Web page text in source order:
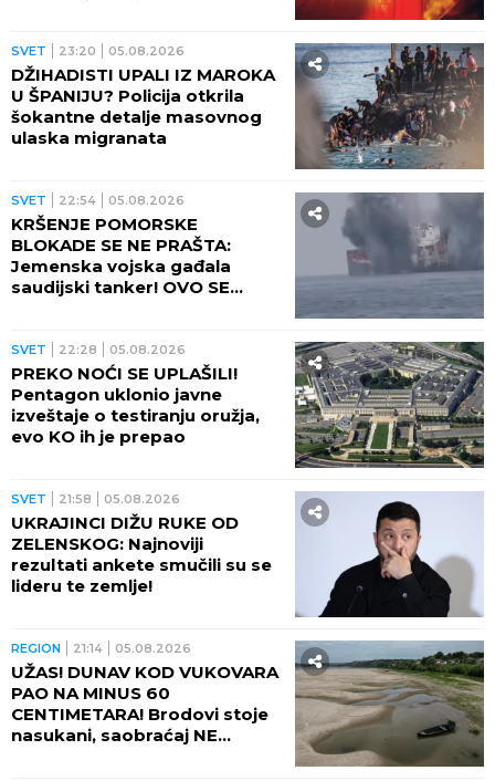
SVET 23:20 05.08.2026
DŽIHADISTI UPALI IZ MAROKA
U ŠPANIJU? Policija otkrila
šokantne detalje masovnog
ulaska migranata
SVET 22:54 05.08.2026
KRŠENJE POMORSKE
BLOKADE SE NE PRAŠTA:
Jemenska vojska gađala
saudijski tanker! OVO SE
SVET 22:28 05.08.2026
PREKO NOĆI SE UPLAŠILI!
Pentagon uklonio javne
izveštaje o testiranju oružja,
evo KO ih je prepao
SVET 21:58 05.08.2026
UKRAJINCI DIŽU RUKE OD
ZELENSKOG: Najnoviji
rezultati ankete smučili su se
lideru te zemlje!
REGION 21:14 05.08.2026
UŽAS! DUNAV KOD VUKOVARA
PAO NA MINUS 60
CENTIMETARA! Brodovi stoje
nasukani, saobraćaj NE